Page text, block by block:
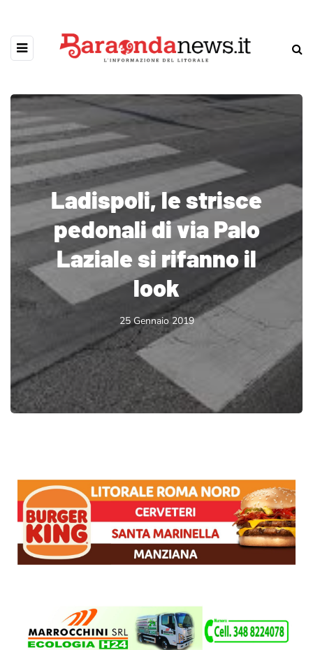
Ladispoli, le strisce
pedonali di via Palo
Laziale si rifanno il
look
25 Gennaio 2019